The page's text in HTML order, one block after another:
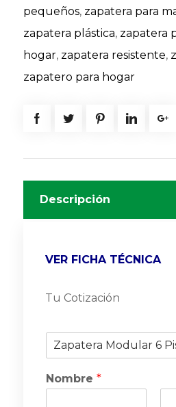
pequeños, zapatera para
zapatera plástica, zapatera
hogar, zapatera resistente,
zapatero para hogar
Descripción
VER FICHA TÉCNICA
Tu Cotización
d
u
Nombre *